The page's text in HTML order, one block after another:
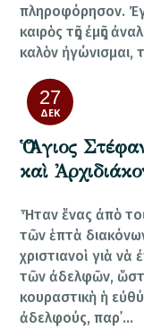
πληροφόρησον.
καιρὸς τῆς ἐμῆς
καλὸν ἠγώνισμαι,
27
ΔΕΚ
Ὁ Ἅγιος
καὶ
Ἦταν ἕνας ἀπὸ
τῶν ἑπτὰ
χριστιανοὶ γιὰ νὰ
τῶν ἀδελφῶν,
κουραστικὴ ἡ
ἀδελφούς, παρ᾿…